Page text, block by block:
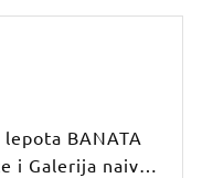
BANATA
i Galerija naivne